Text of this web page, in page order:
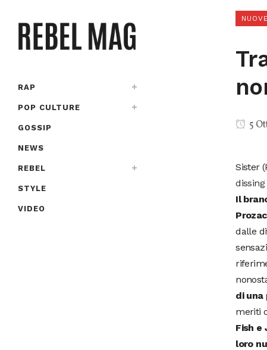
RAP
POP CULTURE
GOSSIP
NEWS
REBEL
STYLE
VIDEO
5
Sister
Il
dalle
di una
meriti
Fish e
loro